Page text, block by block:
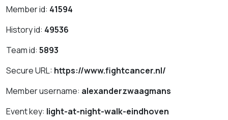
Member id: 41594
History id: 49536
Team id: 5893
Secure URL: https://www.fightcancer.nl/
Member username: alexanderzwaagmans
Event key: light-at-night-walk-eindhoven